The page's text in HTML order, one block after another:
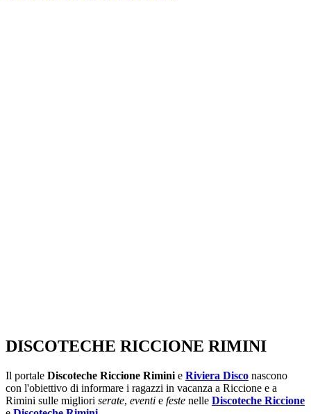
DISCOTECHE RICCIONE RIMINI
Il portale Discoteche Riccione Rimini e Riviera Disco nascono
con l'obiettivo di informare i ragazzi in vacanza a Riccione e a
Rimini sulle migliori serate, eventi e feste nelle Discoteche Riccione